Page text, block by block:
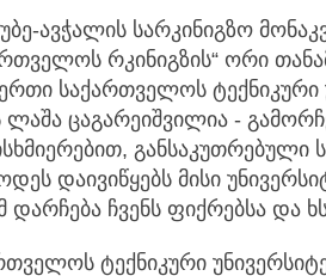
ავჭალის სარკინიგზო
რკინიგზის“ ორი
საქართველოს ტექნიკური
ცაგარეიშვილია -
დაივიწყებს მისი
დარჩება ჩვენს ფიქრებსა და
ტექნიკური